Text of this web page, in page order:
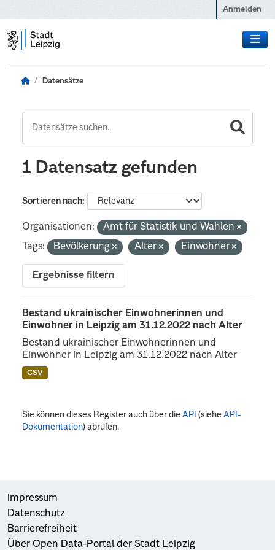
Anmelden
Datensätze
1 Datensatz gefunden
Sortieren nach
Organisationen:
Amt für Statistik und Wahlen
Tags:
Bevölkerung Alter Einwohner
Ergebnisse filtern
Bestand ukrainischer Einwohnerinnen und
Einwohner in Leipzig am 31.12.2022 nach Alter
Bestand ukrainischer Einwohnerinnen und
Einwohner in Leipzig am 31.12.2022 nach Alter
CSV
Sie können dieses Register auch über dieAPI (sieheAPI-
Dokumentation) abrufen.
Impressum
Datenschutz
Barrierefreiheit
Über Open Data-Portal der Stadt Leipzig